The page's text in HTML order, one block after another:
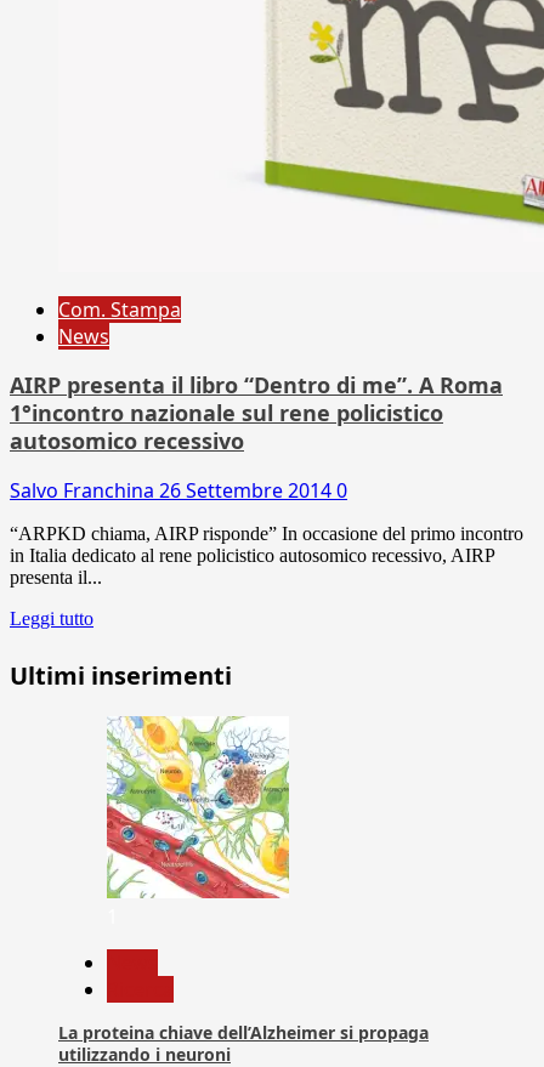
Com. Stampa
News
AIRP presenta il libro “Dentro di me”. A Roma
1°incontro nazionale sul rene policistico
autosomico recessivo
Salvo Franchina 26 Settembre 20140
“ARPKD chiama, AIRP risponde” In occasione del primo incontro
in Italia dedicato al rene policistico autosomico recessivo, AIRP
presenta il...
Leggi tutto
Ultimi inserimenti
La proteina chiave dell’Alzheimer si propaga
utilizzando i neuroni